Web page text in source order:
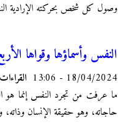
وصول كل شخص بحركته الإرادية
النفس وأسماؤها وقواها
18/04/2024 - 13:06
ما عرفت من تجرد النفس إنما هو
حاجاته، وهو حقيقة الإنسان